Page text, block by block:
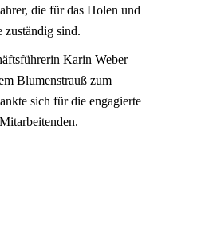
die für das Holen und
zuständig sind.
Karin Weber
Blumenstrauß zum
sich für die engagierte